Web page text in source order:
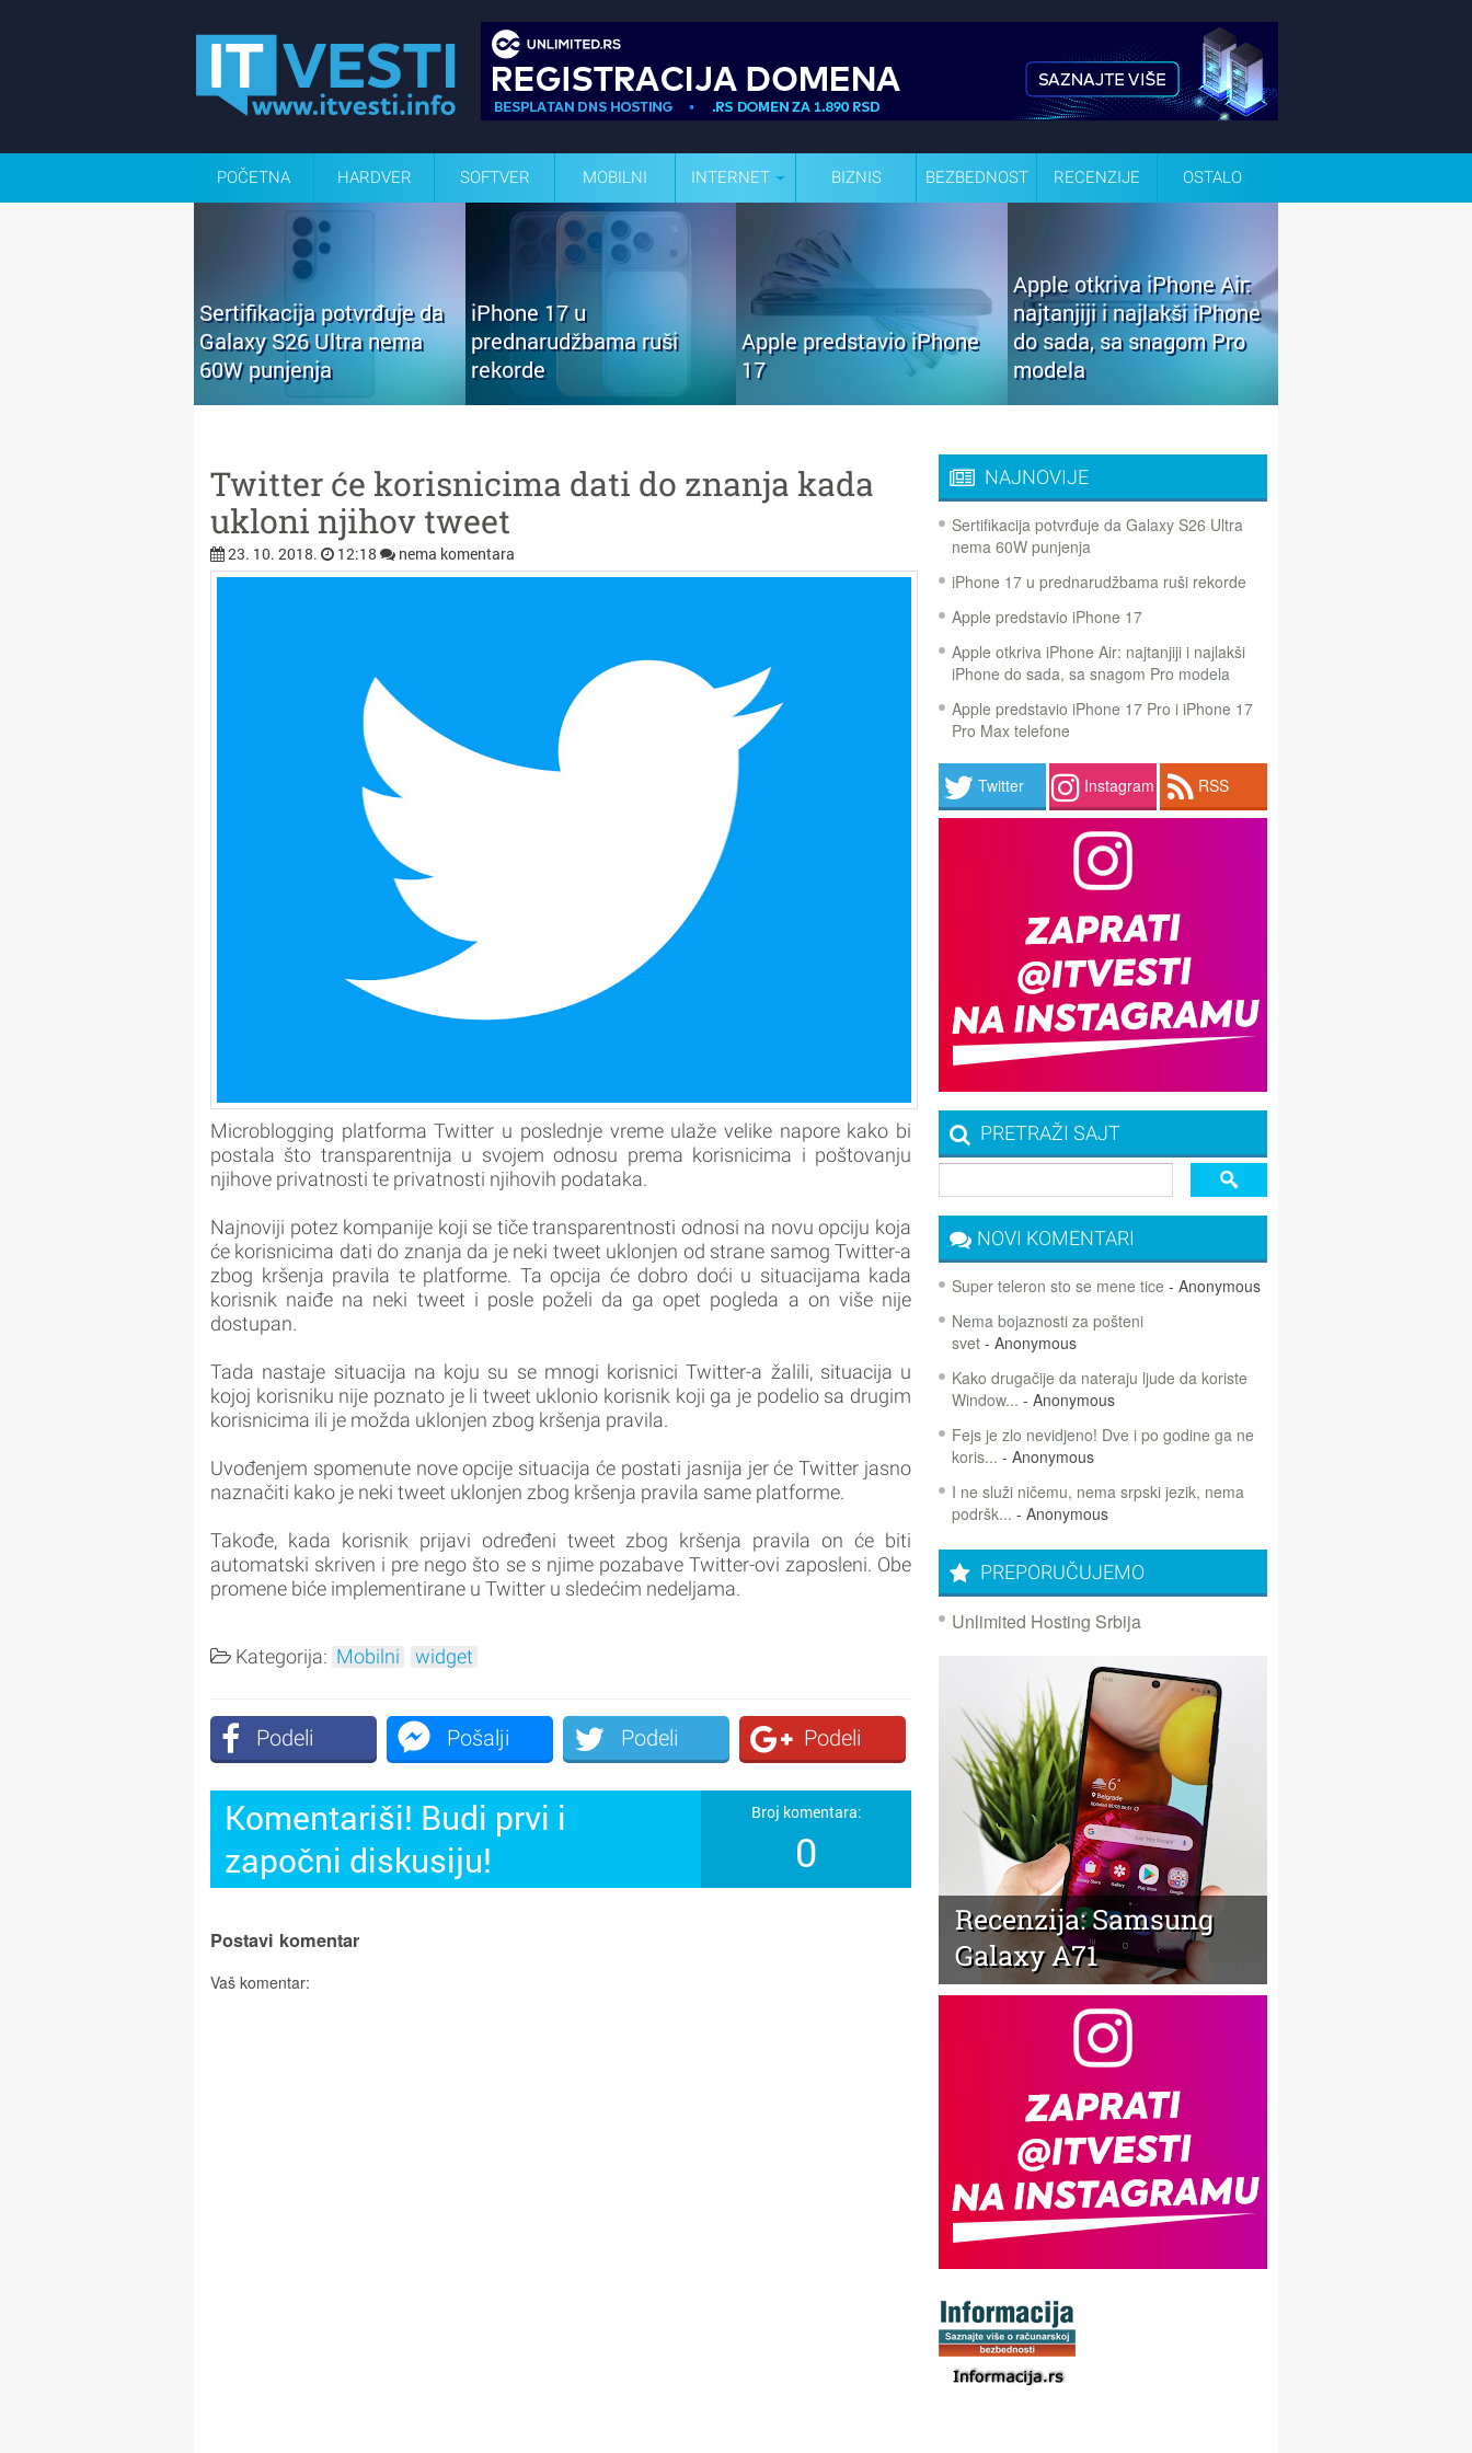
POČETNA HARDVER SOFTVER MOBILNI INTERNET BIZNIS BEZBEDNOST RECENZIJE OSTALO
Sertifikacija potvrđuje da
Galaxy S26 Ultra nema
60W punjenja
iPhone 17 u
prednarudžbama ruši
rekorde
Apple predstavio iPhone
17
Apple otkriva iPhone Air:
najtanjiji i najlakši iPhone
do sada, sa snagom Pro
modela
Twitter će korisnicima dati do znanja kada
ukloni njihov tweet
23. 10. 2018. 12:18 nema komentara
Microblogging platforma Twitter u poslednje vreme ulaže velike napore kako bi
postala što transparentnija u svojem odnosu prema korisnicima i poštovanju
njihove privatnosti te privatnosti njihovih podataka.
Najnoviji potez kompanije koji se tiče transparentnosti odnosi na novu opciju koja
će korisnicima dati do znanja da je neki tweet uklonjen od strane samog Twitter-a
zbog kršenja pravila te platforme. Ta opcija će dobro doći u situacijama kada
korisnik naiđe na neki tweet i posle poželi da ga opet pogleda a on više nije
dostupan.
Tada nastaje situacija na koju su se mnogi korisnici Twitter-a žalili, situacija u
kojoj korisniku nije poznato je li tweet uklonio korisnik koji ga je podelio sa drugim
korisnicima ili je možda uklonjen zbog kršenja pravila.
Uvođenjem spomenute nove opcije situacija će postati jasnija jer će Twitter jasno
naznačiti kako je neki tweet uklonjen zbog kršenja pravila same platforme.
Takođe, kada korisnik prijavi određeni tweet zbog kršenja pravila on će biti
automatski skriven i pre nego što se s njime pozabave Twitter-ovi zaposleni. Obe
promene biće implementirane u Twitter u sledećim nedeljama.
Kategorija: Mobilni widget
Podeli Pošalji Podeli Podeli
Komentariši! Budi prvi i
započni diskusiju!
Broj komentara:
0
Postavi komentar
Vaš komentar:
NAJNOVIJE
Sertifikacija potvrđuje da Galaxy S26 Ultra
nema 60W punjenja
iPhone 17 u prednarudžbama ruši rekorde
Apple predstavio iPhone 17
Apple otkriva iPhone Air: najtanjiji i najlakši
iPhone do sada, sa snagom Pro modela
Apple predstavio iPhone 17 Pro i iPhone 17
Pro Max telefone
Twitter Instagram RSS
PRETRAŽI SAJT
NOVI KOMENTARI
Super teleron sto se mene tice - Anonymous
Nema bojaznosti za pošteni
svet - Anonymous
Kako drugačije da nateraju ljude da koriste
Window... - Anonymous
Fejs je zlo nevidjeno! Dve i po godine ga ne
koris... - Anonymous
I ne služi ničemu, nema srpski jezik, nema
podršk... - Anonymous
PREPORUČUJEMO
Unlimited Hosting Srbija
Recenzija: Samsung
Galaxy A71